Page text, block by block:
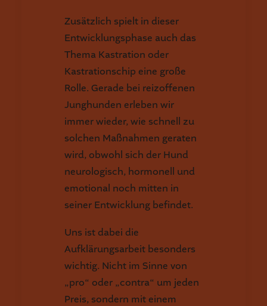
Zusätzlich spielt in dieser
Entwicklungsphase auch das
Thema Kastration oder
Kastrationschip eine große
Rolle. Gerade bei reizoffenen
Junghunden erleben wir
immer wieder, wie schnell zu
solchen Maßnahmen geraten
wird, obwohl sich der Hund
neurologisch, hormonell und
emotional noch mitten in
seiner Entwicklung befindet.
Uns ist dabei die
Aufklärungsarbeit besonders
wichtig. Nicht im Sinne von
„pro“ oder „contra“ um jeden
Preis, sondern mit einem